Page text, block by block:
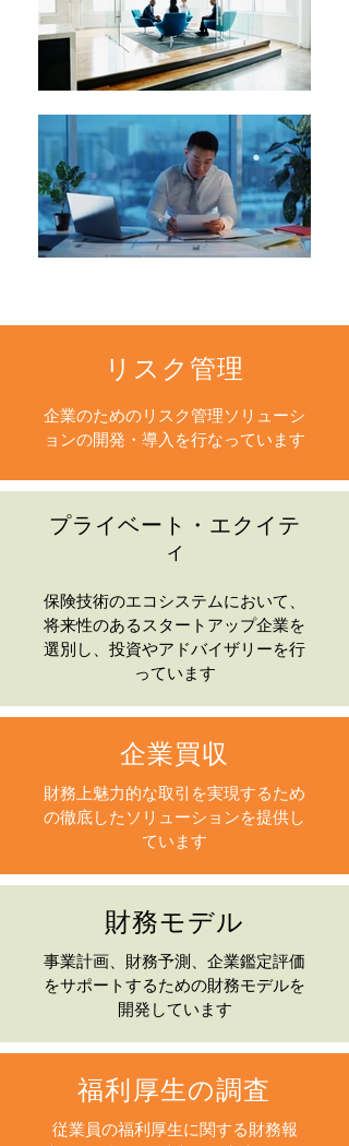
リスク管理
企業のためのリスク管理ソリューシ
ョンの開発・導入を行なっています
プライベート・エクイテ
ィ
保険技術のエコシステムにおいて、
将来性のあるスタートアップ企業を
選別し、投資やアドバイザリーを行
っています
企業買収
財務上魅力的な取引を実現するため
の徹底したソリューションを提供し
ています
財務モデル
事業計画、財務予測、企業鑑定評価
をサポートするための財務モデルを
開発しています
福利厚生の調査
従業員の福利厚生に関する財務報